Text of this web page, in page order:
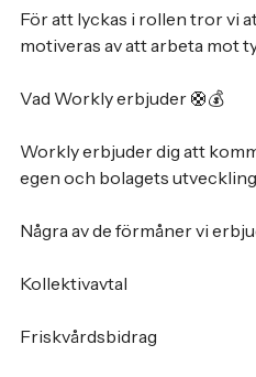
För att lyckas i rollen tror vi
motiveras av att arbeta mot
Vad Workly erbjuder 🛟💰
Workly erbjuder dig att
egen och bolagets
Några av de förmåner vi
Kollektivavtal
Friskvårdsbidrag